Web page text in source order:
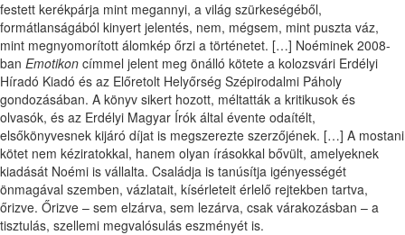
festett kerékpárja mint megannyi, a világ szürkeségéből,
formátlanságából kinyert jelentés, nem, mégsem, mint puszta váz,
mint megnyomorított álomkép őrzi a történetet. […] Noéminek 2008-
ban Emotikon címmel jelent meg önálló kötete a kolozsvári Erdélyi
Híradó Kiadó és az Előretolt Helyőrség Szépirodalmi Páholy
gondozásában. A könyv sikert hozott, méltatták a kritikusok és
olvasók, és az Erdélyi Magyar Írók által évente odaítélt,
elsőkönyvesnek kijáró díjat is megszerezte szerzőjének. […] A mostani
kötet nem kéziratokkal, hanem olyan írásokkal bővült, amelyeknek
kiadását Noémi is vállalta. Családja is tanúsítja igényességét
önmagával szemben, vázlatait, kísérleteit érlelő rejtekben tartva,
őrizve. Őrizve – sem elzárva, sem lezárva, csak várakozásban – a
tisztulás, szellemi megvalósulás eszményét is.